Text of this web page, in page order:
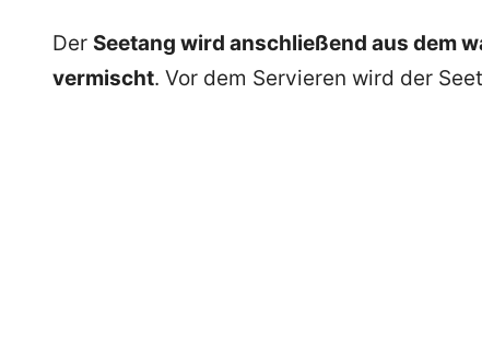
Der Seetang wird anschließend aus dem
vermischt. Vor dem Servieren wird der